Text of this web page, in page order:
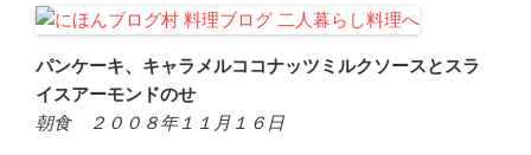
パンケーキ、キャラメルココナッツミルクソースとスラ
イスアーモンドのせ
朝食 ２００８年１１月１６日